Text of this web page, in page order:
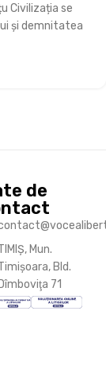
Civilizația se
și demnitatea
de
Mun.
Bld.
Dîmboviţa 71